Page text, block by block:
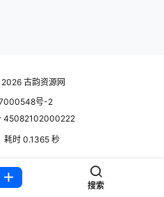
古韵资源网
号-2
45082102000222
耗时 0.1365 秒
搜索